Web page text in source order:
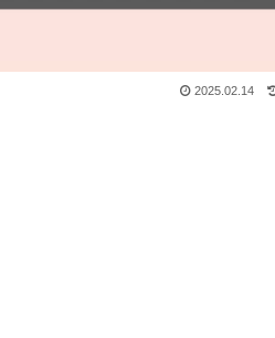
2025.02.14